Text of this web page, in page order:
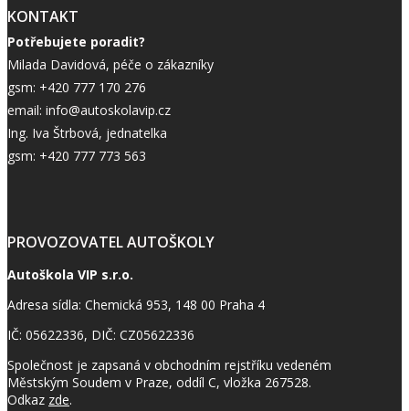
srdcem autoškolu VIP doporučit každému, kdo
se opravdu chce naučit řídit bezpečně a bez
zbytečné nervozity.
Pět hvězd je v tomto případě málo.
KONTAKT
Potřebujete poradit?
Milada Davidová, péče o zákazníky
gsm: +420 777 170 276
email: info@autoskolavip.cz
Ing. Iva Štrbová, jednatelka
gsm: +420 777 773 563
PROVOZOVATEL AUTOŠKOLY
Autoškola VIP s.r.o.
Adresa sídla: Chemická 953, 148 00 Praha 4
IČ: 05622336, DIČ: CZ05622336
Společnost je zapsaná v obchodním rejstříku vedeném
Městským Soudem v Praze, oddíl C, vložka 267528.
Odkaz zde.